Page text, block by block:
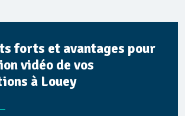
forts et avantages pour
vidéo de vos
à Louey